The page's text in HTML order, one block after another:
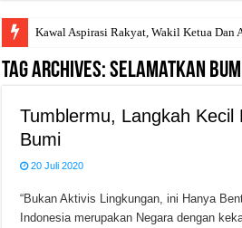
Kawal Aspirasi Rakyat, Wakil Ketua Dan
Tag Archives:Selamatkan
Tumblermu, Langkah Kecil
Bumi
20 Juli 2020
“Bukan Aktivis Lingkungan, ini Hanya
Indonesia merupakan Negara dengan